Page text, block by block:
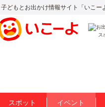
子どもとお出かけ情報サイト「いこー
ス
スポット イベント